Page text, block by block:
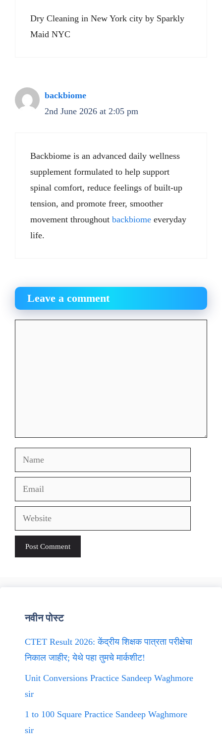
Dry Cleaning in New York city by Sparkly
Maid NYC
backbiome
2nd June 2026 at 2:05 pm
Backbiome is an advanced daily wellness
supplement formulated to help support
spinal comfort, reduce feelings of built-up
tension, and promote freer, smoother
movement throughout backbiome everyday
life.
Leave a comment
Name
Email
Website
नवीन पोस्ट
CTET Result 2026: केंद्रीय शिक्षक पात्रता परीक्षेचा
निकाल जाहीर; येथे पहा तुमचे मार्कशीट!
Unit Conversions Practice Sandeep Waghmore
sir
1 to 100 Square Practice Sandeep Waghmore
sir